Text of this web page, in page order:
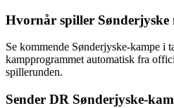
Hvornår spiller Sønderjyske
Se kommende Sønderjyske-kampe i
kampprogrammet automatisk fra
spillerunden.
Sender DR Sønderjyske-